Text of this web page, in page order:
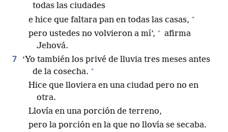
todas las ciudades
e hice que faltara pan en todas las casas, +
pero ustedes no volvieron a mí’, + afirma
Jehová.
7
‘Yo también los privé de lluvia tres meses antes
de la cosecha. +
Hice que lloviera en una ciudad pero no en
otra.
Llovía en una porción de terreno,
pero la porción en la que no llovía se secaba.